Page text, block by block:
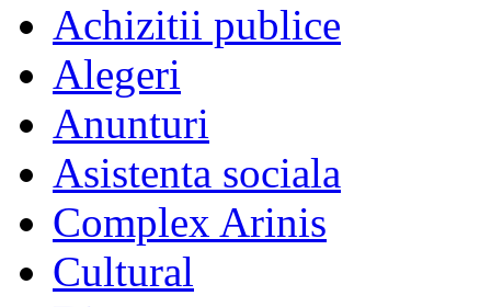
Achizitii publice
Alegeri
Anunturi
Asistenta sociala
Complex Arinis
Cultural